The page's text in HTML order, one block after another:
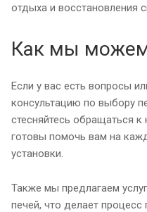
отдыха и восстановления
Как мы
Если у вас есть вопросы
консультацию по выбору
стесняйтесь обращаться
готовы помочь вам на
установки.
Также мы предлагаем
печей, что делает